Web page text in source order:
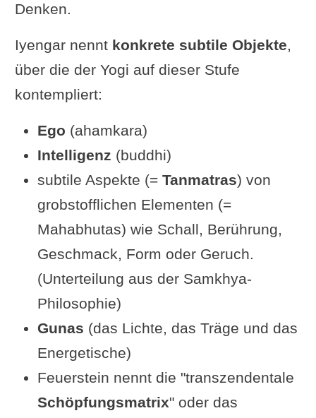
Denken.
Iyengar nennt konkrete subtile Objekte,
über die der Yogi auf dieser Stufe
kontempliert:
Ego (ahamkara)
Intelligenz (buddhi)
subtile Aspekte (= Tanmatras) von
grobstofflichen Elementen (=
Mahabhutas) wie Schall, Berührung,
Geschmack, Form oder Geruch.
(Unterteilung aus der Samkhya-
Philosophie)
Gunas (das Lichte, das Träge und das
Energetische)
Feuerstein nennt die "transzendentale
Schöpfungsmatrix" oder das